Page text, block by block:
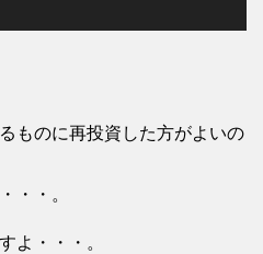
ものに再投資した方がよいの
・・。
よ・・・。